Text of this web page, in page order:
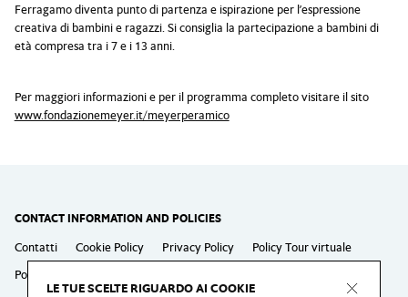
Ferragamo diventa punto di partenza e ispirazione per l’espressione
creativa di bambini e ragazzi. Si consiglia la partecipazione a bambini di
età compresa tra i 7 e i 13 anni.
Per maggiori informazioni e per il programma completo visitare il sito
www.fondazionemeyer.it/meyerperamico
LE TUE SCELTE RIGUARDO AI COOKIE
CONTACT INFORMATION AND POLICIES
Contatti Cookie Policy Privacy Policy
Policy Tour virtuale
Policy Laboratori